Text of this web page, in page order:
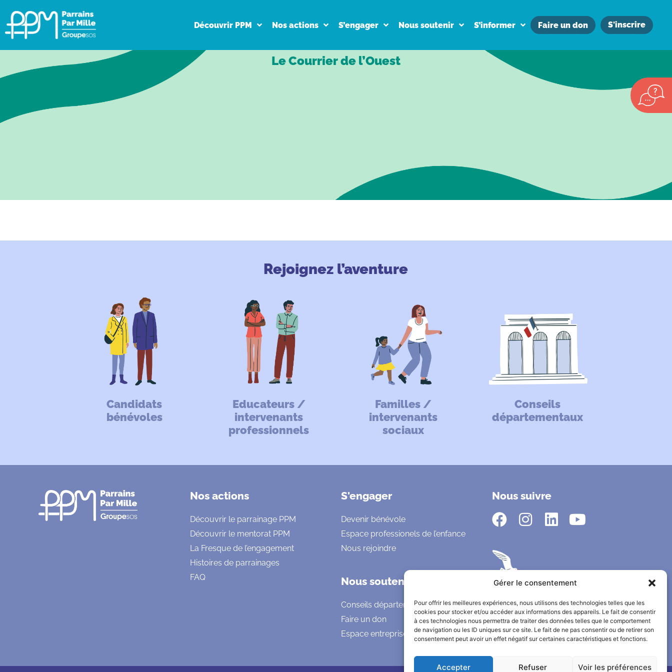
Gérer le consentement
Pour offrir les meilleures expériences, nous utilisons des technologies telles que les
cookies pour stocker et/ou accéder aux informations des appareils. Le fait de consentir
à ces technologies nous permettra de traiter des données telles que le comportement
de navigation ou les ID uniques sur ce site. Le fait de ne pas consentir ou de retirer son
consentement peut avoir un effet négatif sur certaines caractéristiques et fonctions.
Accepter Refuser Voir les préférences
Découvrir PPM Nos actions S’engager Nous soutenir S’informer Faire un don S'inscrire
Le Courrier de l’Ouest
Rejoignez l’aventure
Candidats
bénévoles
Educateurs /
intervenants
professionnels
Familles /
intervenants
sociaux
Conseils
départementaux
Nos actions
Découvrir le parrainage PPM
Découvrir le mentorat PPM
La Fresque de l’engagement
Histoires de parrainages
FAQ
S'engager
Devenir bénévole
Espace professionels de l’enfance
Nous rejoindre
Nous soutenir
Conseils départementaux
Faire un don
Espace entreprises
Nous suivre